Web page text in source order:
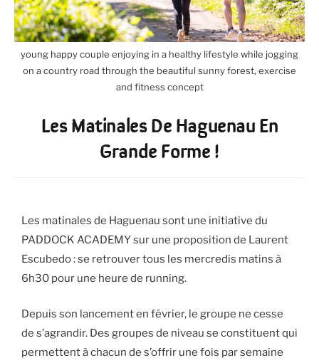
young happy couple enjoying in a healthy lifestyle while jogging
on a country road through the beautiful sunny forest, exercise
and fitness concept
Les Matinales De Haguenau En
Grande Forme !
Les matinales de Haguenau sont une initiative du
PADDOCK ACADEMY sur une proposition de Laurent
Escubedo : se retrouver tous les mercredis matins à
6h30 pour une heure de running.
Depuis son lancement en février, le groupe ne cesse
de s’agrandir. Des groupes de niveau se constituent qui
permettent à chacun de s’offrir une fois par semaine